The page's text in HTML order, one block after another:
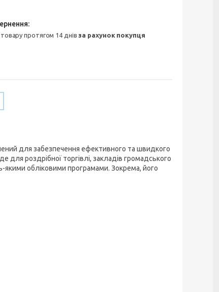
товару протягом 14 днівза рахунок покупця
для забезпечення ефективного та швидкого
для роздрібної торгівлі, закладів громадського
якими обліковими програмами. Зокрема, його